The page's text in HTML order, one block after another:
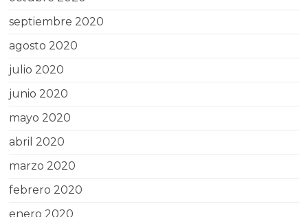
septiembre 2020
agosto 2020
julio 2020
junio 2020
mayo 2020
abril 2020
marzo 2020
febrero 2020
enero 2020